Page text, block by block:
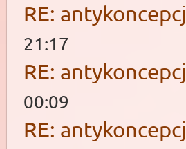
RE:
21:17
RE:
00:09
RE: